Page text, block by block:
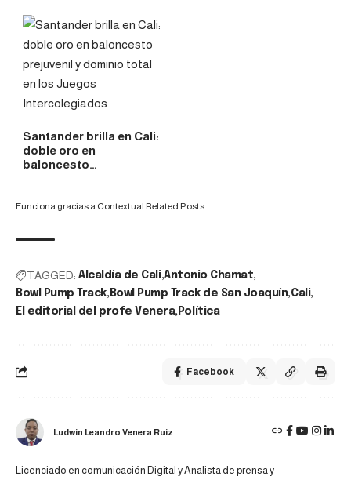
Santander brilla en Cali:
doble oro en
baloncesto…
Funciona gracias a Contextual Related Posts
TAGGED: Alcaldía de Cali Antonio Chamat
Bowl Pump Track Bowl Pump Track de San Joaquín Cali
El editorial del profe Venera Política
Facebook
Ludwin Leandro Venera Ruiz
Licenciado en comunicación Digital y Analista de prensa y